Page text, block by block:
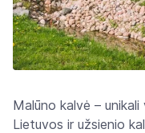
Malūno kalvė –
Lietuvos ir užsienio